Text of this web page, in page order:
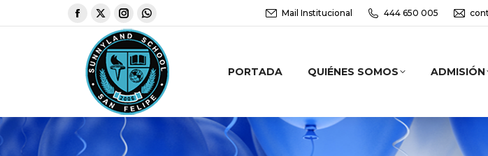
Mail Institucional 444 650 005
PORTADA QUIÉNES SOMOS ADMISIÓN